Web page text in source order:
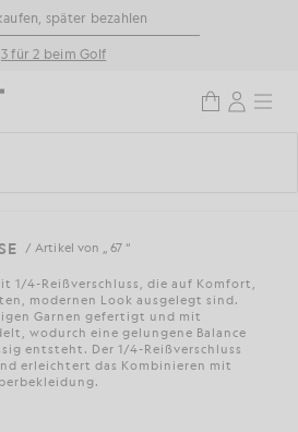
später bezahlen
3 für 2 beim Golf
ein-/ausschalten
/ Artikel von „ 67 “
1/4-Reißverschluss, die auf Komfort,
modernen Look ausgelegt sind.
Garnen gefertigt und mit
wodurch eine gelungene Balance
entsteht. Der 1/4-Reißverschluss
erleichtert das Kombinieren mit